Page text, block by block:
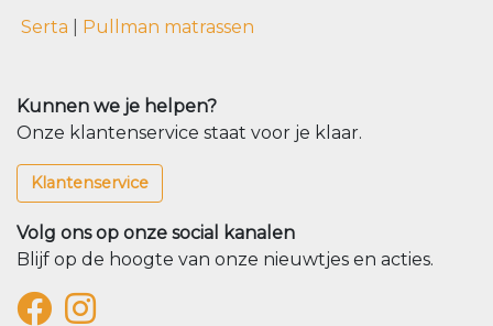
Serta Pullman matrassen
Kunnen we je helpen?
Onze klantenservice staat voor je klaar.
Klantenservice
Volg ons op onze social kanalen
Blijf op de hoogte van onze nieuwtjes en acties.